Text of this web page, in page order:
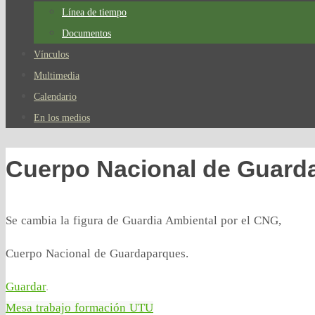
Línea de tiempo
Documentos
Vínculos
Multimedia
Calendario
En los medios
Cuerpo Nacional de
Se cambia la figura de Guardia Ambiental por el CNG,
Cuerpo Nacional de Guardaparques.
Guardar.
Mesa trabajo formación UTU